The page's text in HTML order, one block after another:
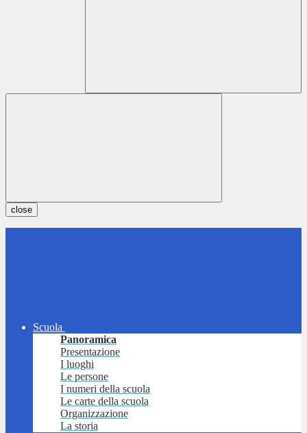
close
Scuola
Panoramica
Presentazione
I luoghi
Le persone
I numeri della scuola
Le carte della scuola
Organizzazione
La storia